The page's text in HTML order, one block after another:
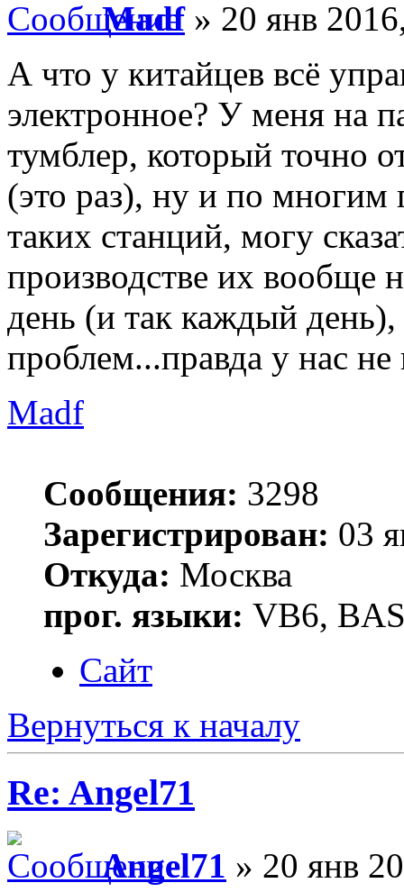
Madf» 20 янв
А что у китайцев всё
электронное? У меня на
тумблер, который точно
(это раз), ну и по многим
таких станций, могу
производстве их вообще
день (и так каждый
проблем...правда у нас
Madf
Сообщения: 3298
Зарегистрирован: 03
Откуда: Москва
прог. языки: VB6,
Сайт
Вернуться к началу
Re: Angel71
Angel71 » 20 янв